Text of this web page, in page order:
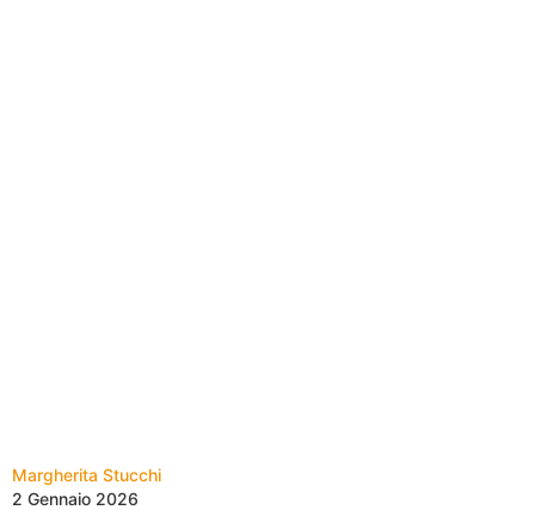
Margherita Stucchi
2 Gennaio 2026